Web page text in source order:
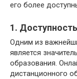
его более
1.
Одним из
является
образования.
дистанционного